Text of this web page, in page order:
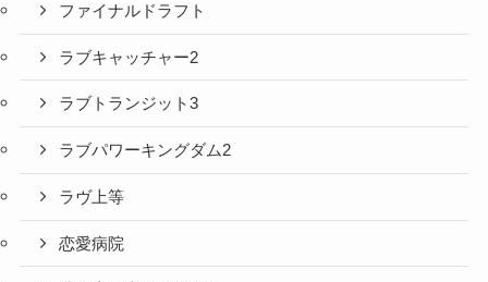
ファイナルドラフト
ラブキャッチャー2
ラブトランジット3
ラブパワーキングダム2
ラヴ上等
恋愛病院